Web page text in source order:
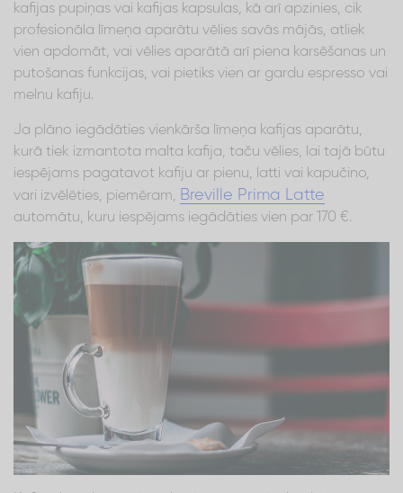
kafijas pupiņas vai kafijas kapsulas, kā arī apzinies, cik
profesionāla līmeņa aparātu vēlies savās mājās, atliek
vien apdomāt, vai vēlies aparātā arī piena karsēšanas un
putošanas funkcijas, vai pietiks vien ar gardu espresso vai
melnu kafiju.
Ja plāno iegādāties vienkārša līmeņa kafijas aparātu,
kurā tiek izmantota malta kafija, taču vēlies, lai tajā būtu
iespējams pagatavot kafiju ar pienu, latti vai kapučino,
vari izvēlēties, piemēram, Breville Prima Latte
automātu, kuru iespējams iegādāties vien par 170 €.